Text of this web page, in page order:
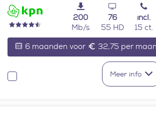
200
Mb/s
76
55 HD
incl.
15 ct.
6 maanden voor
32,75 per
Meer info